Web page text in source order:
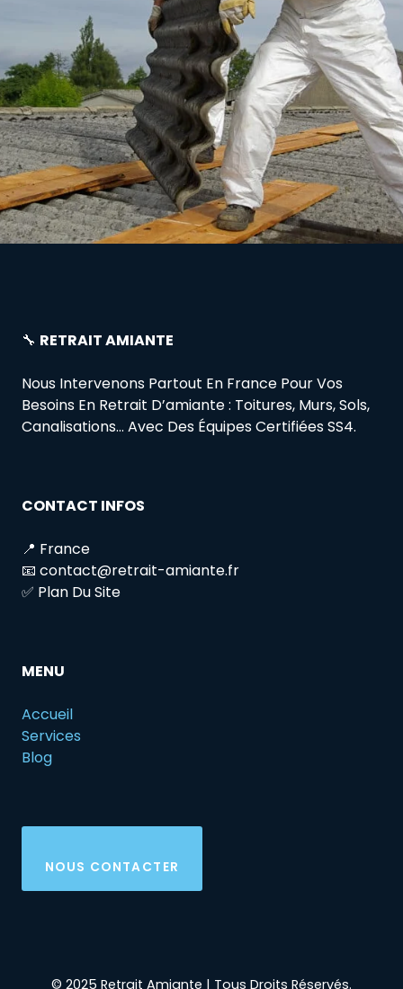
🔧 RETRAIT AMIANTE
Nous Intervenons Partout En France Pour Vos
Besoins En Retrait D’amiante : Toitures, Murs, Sols,
Canalisations… Avec Des Équipes Certifiées SS4.
CONTACT INFOS
📍 France
📧 contact@retrait-amiante.fr
✅ Plan Du Site
MENU
Accueil
Services
Blog
NOUS CONTACTER
© 2025 Retrait Amiante | Tous Droits Réservés.